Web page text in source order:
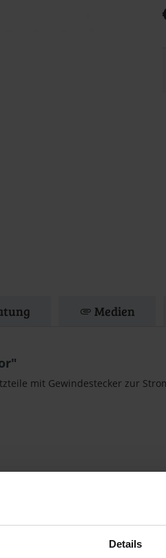
Details
Medien
mit Gewindestecker zur